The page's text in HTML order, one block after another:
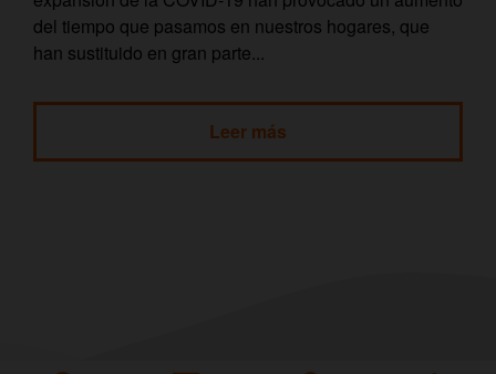
del tiempo que pasamos en nuestros hogares, que
han sustituido en gran parte...
Leer más